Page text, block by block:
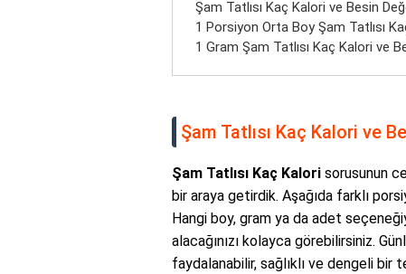
Şam Tatlısı Kaç Kalori ve Besin
1 Porsiyon Orta Boy Şam Tatlısı
1 Gram Şam Tatlısı Kaç Kalori ve
Şam Tatlısı Kaç Kalori ve
Şam Tatlısı Kaç Kalori sorusunun
bir araya getirdik. Aşağıda farklı
Hangi boy, gram ya da adet
alacağınızı kolayca görebilirsiniz.
faydalanabilir, sağlıklı ve dengeli bir